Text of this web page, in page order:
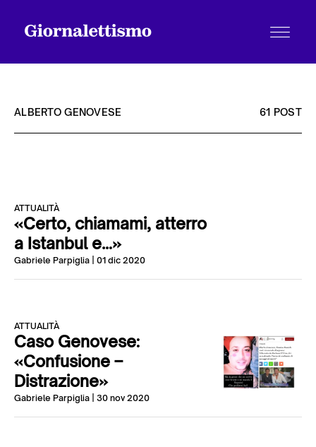
Chi siamo
Contatti
ALBERTO GENOVESE 61 POST
ATTUALITÀ
«Certo, chiamami, atterro
a Istanbul e…»
Gabriele Parpiglia | 01 dic 2020
ATTUALITÀ
Caso Genovese:
«Confusione –
Distrazione»
Gabriele Parpiglia | 30 nov 2020